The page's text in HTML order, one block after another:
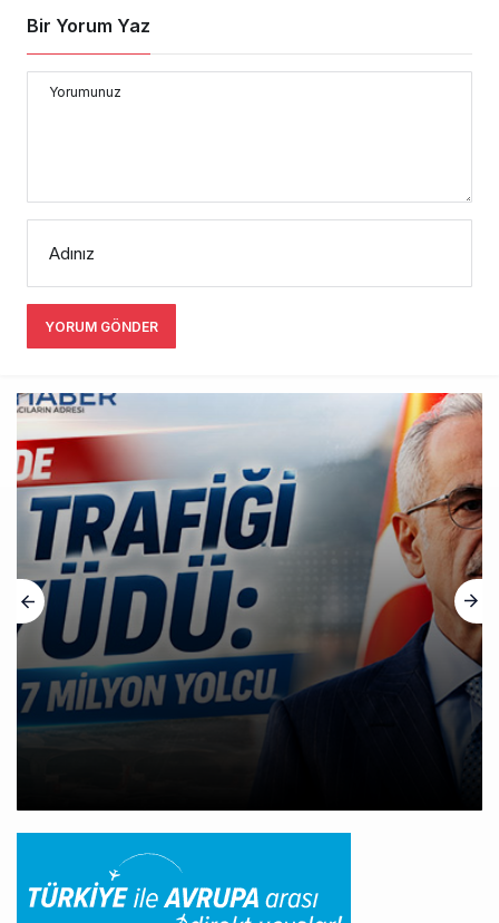
Bir Yorum Yaz
Yorumunuz
Adınız
YORUM GÖNDER
Cebu Pacific Uçağı Kalkış Öncesi Pistten